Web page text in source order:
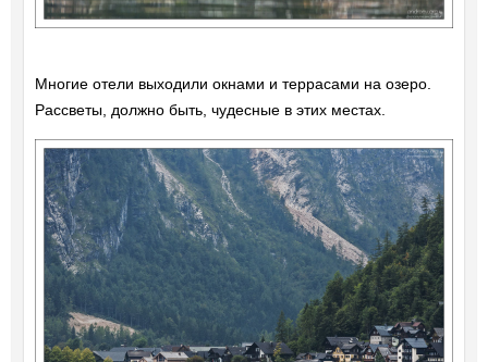
Многие отели выходили окнами и террасами на озеро.
Рассветы, должно быть, чудесные в этих местах.